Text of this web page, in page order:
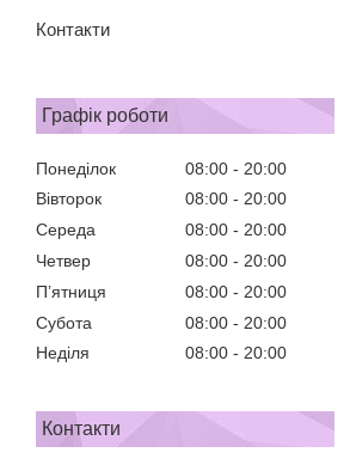
Контакти
Графік роботи
Понеділок 08:00
20:00
Вівторок
08:00
20:00
Середа
08:00
20:00
Четвер
08:00
20:00
Пʼятниця
08:00
20:00
Субота
08:00
20:00
Неділя
08:00 20:00
Контакти